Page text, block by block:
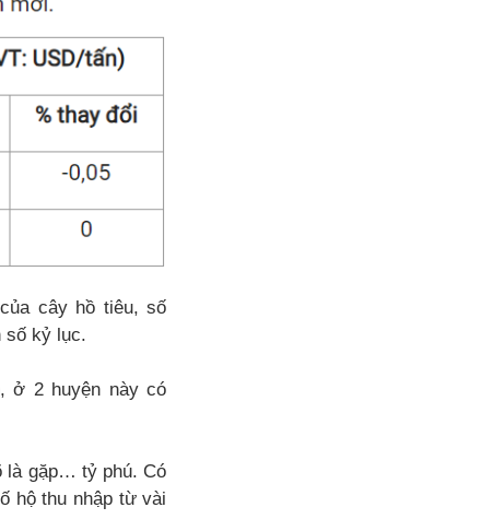
cây hồ tiêu, số
số kỷ lục.
ở 2 huyện này có
là gặp… tỷ phú. Có
hộ thu nhập từ vài